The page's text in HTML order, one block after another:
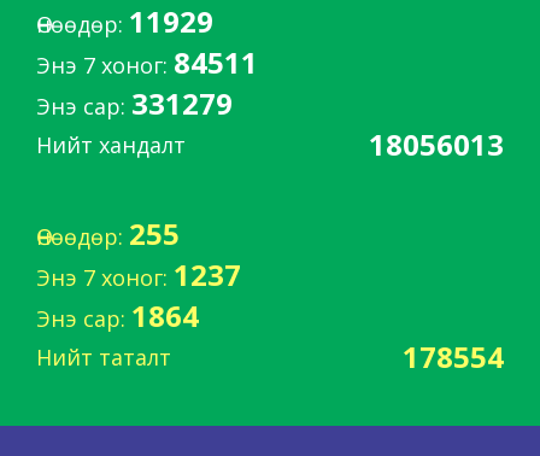
Өнөөдөр: 11929
Энэ 7 хоног: 84511
Энэ сар: 331279
Нийт хандалт 18056013
Өнөөдөр: 255
Энэ 7 хоног: 1237
Энэ сар: 1864
Нийт таталт 178554